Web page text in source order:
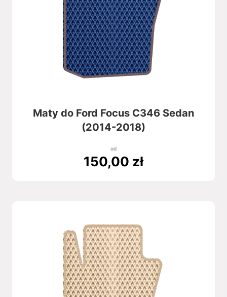
Maty do Ford Focus C346 Sedan
(2014-2018)
od
150,00 zł